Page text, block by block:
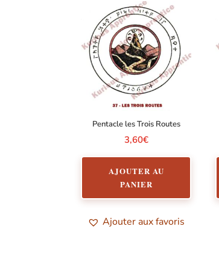
Pentacle les Trois Routes
3,60€
AJOUTER AU
PANIER
Ajouter aux favoris